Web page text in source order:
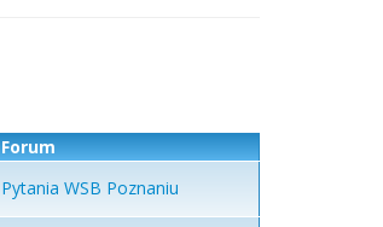
Forum
Pytania WSB Poznaniu